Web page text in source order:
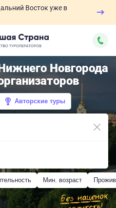
Восток уже в
Новгорода
Авторские туры
Мин. возраст